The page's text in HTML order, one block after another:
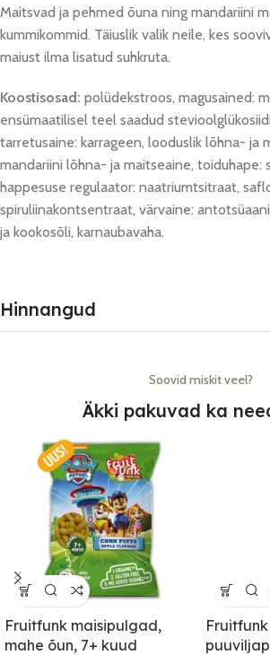
Maitsvad ja pehmed õuna ning mandariini
kummikommid. Täiuslik valik neile, kes
maiust ilma lisatud suhkruta.
Koostisosad: polüdekstroos, magusained:
ensümaatilisel teel saadud
tarretusaine: karrageen, looduslik lõhna- ja
mandariini lõhna- ja maitseaine, toiduhape:
happesuse regulaator: naatriumtsitraat,
spiruliinakontsentraat, värvaine:
ja kookosõli, karnaubavaha.
Hinnangud
Soovid miskit veel?
Äkki pakuvad ka
Fruitfunk maisipulgad,
mahe õun, 7+ kuud